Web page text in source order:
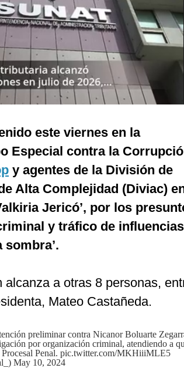
este viernes en la
Especial contra la
y agentes de la División de
Alta Complejidad (Diviac)
Jericó’, por los
y tráfico de
sombra’.
a otras 8 personas,
Mateo Castañeda.
preliminar contra Nicanor Boluarte
por organización criminal, atendiendo a
Penal. pic.twitter.com/MKHiiiMLE5
May 10, 2024